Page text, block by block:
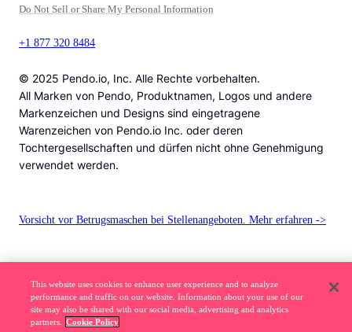
Do Not Sell or Share My Personal Information
+1 877 320 8484
© 2025 Pendo.io, Inc. Alle Rechte vorbehalten.
All Marken von Pendo, Produktnamen, Logos und andere
Markenzeichen und Designs sind eingetragene
Warenzeichen von Pendo.io Inc. oder deren
Tochtergesellschaften und dürfen nicht ohne Genehmigung
verwendet werden.
Vorsicht vor Betrugsmaschen bei Stellenangeboten. Mehr erfahren ->
This website uses cookies to enhance user experience and to analyze
performance and traffic on our website. Information about your use of our
site may also be shared with our social media, advertising and analytics
partners.
Cookie Policy